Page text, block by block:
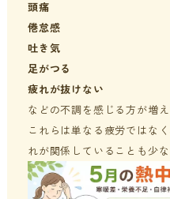
血液検査でわかるあなたの健
はじめての栄養相談はこちら
分子整合栄養医学を勉強した
頭痛
倦怠感
吐き気
足がつる
疲れが抜けない
などの不調を感じる方が増え
これらは単なる疲労ではな
れが関係していることも少な